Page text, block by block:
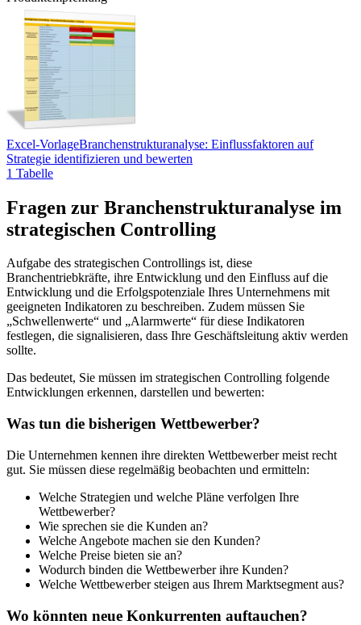
Excel-VorlageBranchenstrukturanalyse: Einflussfaktoren auf
Strategie identifizieren und bewerten
1 Tabelle
Fragen zur Branchenstrukturanalyse im
strategischen Controlling
Aufgabe des strategischen Controllings ist, diese
Branchentriebkräfte, ihre Entwicklung und den Einfluss auf die
Entwicklung und die Erfolgspotenziale Ihres Unternehmens mit
geeigneten Indikatoren zu beschreiben. Zudem müssen Sie
„Schwellenwerte“ und „Alarmwerte“ für diese Indikatoren
festlegen, die signalisieren, dass Ihre Geschäftsleitung aktiv werden
sollte.
Das bedeutet, Sie müssen im strategischen Controlling folgende
Entwicklungen erkennen, darstellen und bewerten:
Was tun die bisherigen Wettbewerber?
Die Unternehmen kennen ihre direkten Wettbewerber meist recht
gut. Sie müssen diese regelmäßig beobachten und ermitteln:
Welche Strategien und welche Pläne verfolgen Ihre
Wettbewerber?
Wie sprechen sie die Kunden an?
Welche Angebote machen sie den Kunden?
Welche Preise bieten sie an?
Wodurch binden die Wettbewerber ihre Kunden?
Welche Wettbewerber steigen aus Ihrem Marktsegment aus?
Wo könnten neue Konkurrenten auftauchen?